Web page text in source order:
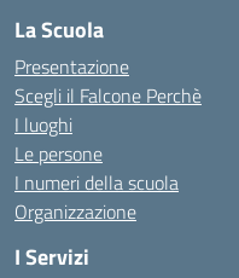
La Scuola
Presentazione
Scegli il Falcone Perchè
I luoghi
Le persone
I numeri della scuola
Organizzazione
I Servizi